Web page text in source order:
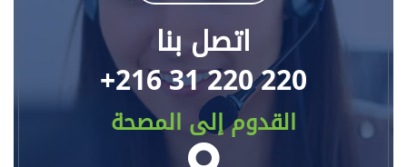
اتصل بنا
+216 31 220 220
القدوم إلى المصحة